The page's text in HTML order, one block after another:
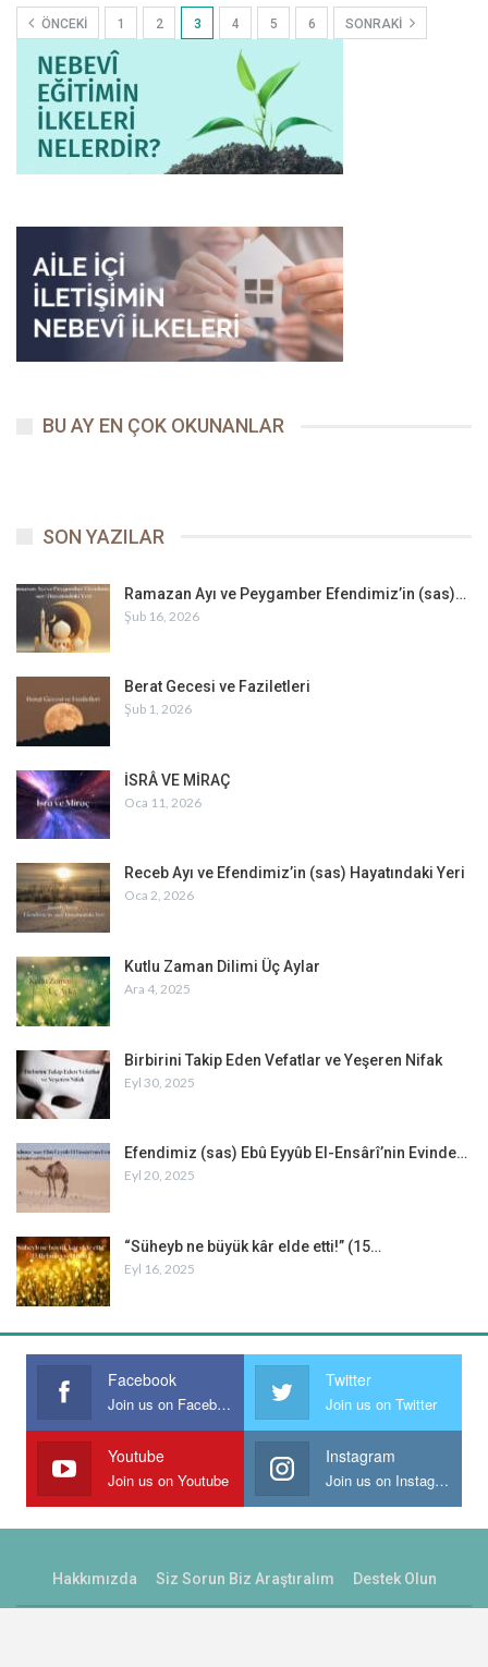
ÖNCEKI 1 2 3 4 5 6 SONRAKI
BU AY EN ÇOK OKUNANLAR
SON YAZILAR
Ramazan Ayı ve Peygamber Efendimiz’in (sas)…
Şub 16, 2026
Berat Gecesi ve Faziletleri
Şub 1, 2026
İSRÂ VE MİRAÇ
Oca 11, 2026
Receb Ayı ve Efendimiz’in (sas) Hayatındaki Yeri
Oca 2, 2026
Kutlu Zaman Dilimi Üç Aylar
Ara 4, 2025
Birbirini Takip Eden Vefatlar ve Yeşeren Nifak
Eyl 30, 2025
Efendimiz (sas) Ebû Eyyûb El-Ensârî’nin Evinde…
Eyl 20, 2025
“Süheyb ne büyük kâr elde etti!” (15…
Eyl 16, 2025
Facebook
Join us on Facebook
Twitter
Join us on Twitter
Youtube
Join us on Youtube
Instagram
Join us on Instagram
Hakkımızda Siz Sorun Biz Araştıralım Destek Olun